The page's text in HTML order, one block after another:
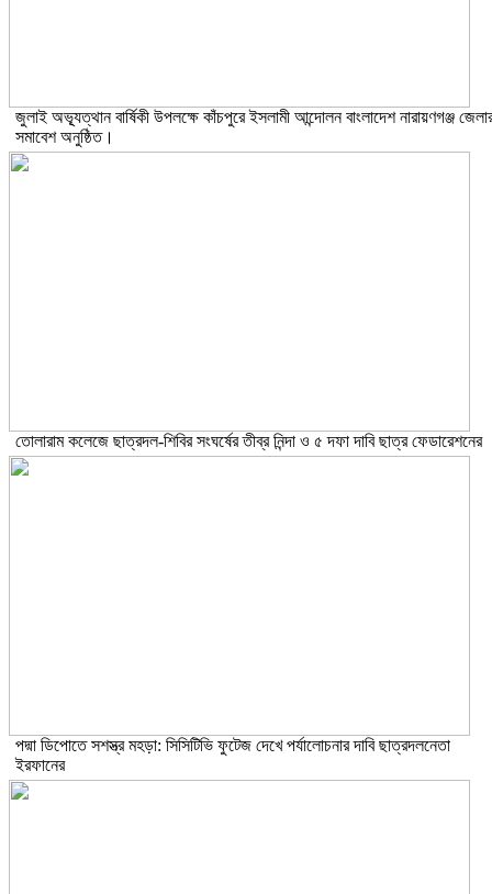
জুলাই অভ্যূত্থান বার্ষিকী উপলক্ষে কাঁচপুরে ইসলামী আন্দোলন বাংলাদেশ নারায়ণগঞ্জ
সমাবেশ অনুষ্ঠিত।
তোলারাম কলেজে ছাত্রদল-শিবির সংঘর্ষের তীব্র নিন্দা ও ৫ দফা দাবি ছাত্র ফেডারেশনের
পদ্মা ডিপোতে সশস্ত্র মহড়া: সিসিটিভি ফুটেজ দেখে পর্যালোচনার দাবি ছাত্রদলনেতা
ইরফানের